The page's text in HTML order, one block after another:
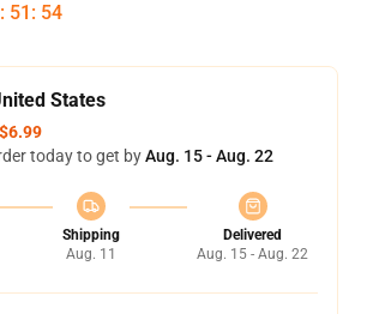
: 51 : 54
States
$6.99
today to get byAug. 15 - Aug. 22
Shipping
Aug. 11
Delivered
Aug. 15 - Aug. 22